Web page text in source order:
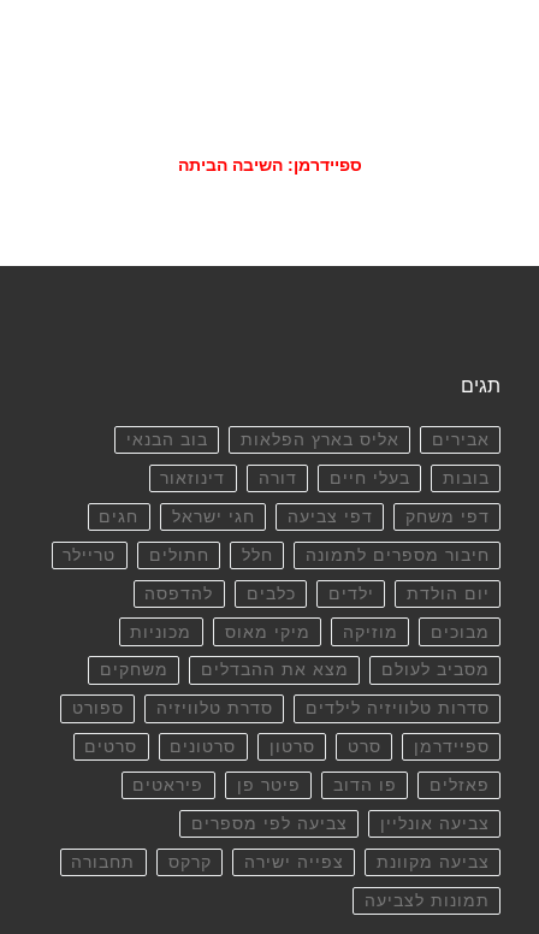
ספיידרמן: השיבה הביתה
תגים
אבירים אליס בארץ הפלאות בוב הבנאי
בובות בעלי חיים דורה דינוזאור
דפי משחק דפי צביעה חגי ישראל חגים
חיבור מספרים לתמונה חלל חתולים טריילר
יום הולדת ילדים כלבים להדפסה
מבוכים מוזיקה מיקי מאוס מכוניות
מסביב לעולם מצא את ההבדלים משחקים
סדרות טלוויזיה לילדים סדרת טלוויזיה ספורט
ספיידרמן סרט סרטון סרטונים סרטים
פאזלים פו הדוב פיטר פן פיראטים
צביעה אונליין צביעה לפי מספרים
צביעה מקוונת צפייה ישירה קרקס תחבורה
תמונות לצביעה